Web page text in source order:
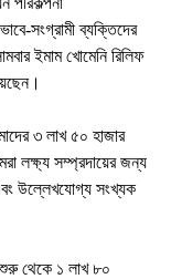
সংগ্রামী ব্যক্তিদের
ইমাম খোমেনি রিলিফ
৩ লাখ ৫০ হাজার
লক্ষ্য সম্প্রদায়ের জন্য
উল্লেখযোগ্য সংখ্যক
শুরু থেকে ১ লাখ ৮০